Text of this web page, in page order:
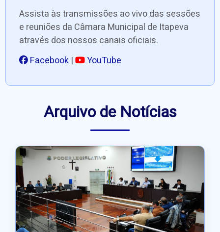
Assista às transmissões ao vivo das sessões
e reuniões da Câmara Municipal de Itapeva
através dos nossos canais oficiais.
Facebook | YouTube
Arquivo de Notícias